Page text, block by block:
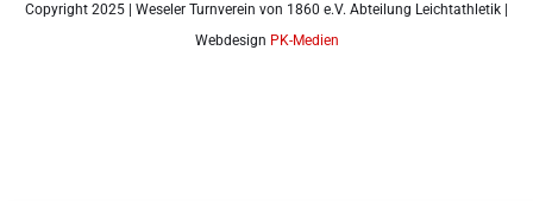
Copyright 2025 | Weseler Turnverein von 1860 e.V. Abteilung Leichtathletik |
Webdesign PK-Medien